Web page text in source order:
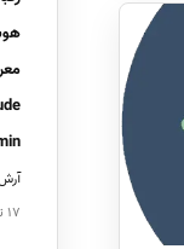
۱۷ تیر ۱۴۰۵